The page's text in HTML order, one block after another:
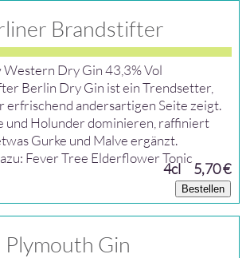
Brandstifter
Western Dry Gin 43,3% Vol
Berlin Dry Gin ist ein Trendsetter,
erfrischend andersartigen Seite zeigt.
und Holunder dominieren, raffiniert
Gurke und Malve ergänzt.
Fever Tree Elderflower Tonic
4cl 5,70 €
Bestellen
Plymouth Gin